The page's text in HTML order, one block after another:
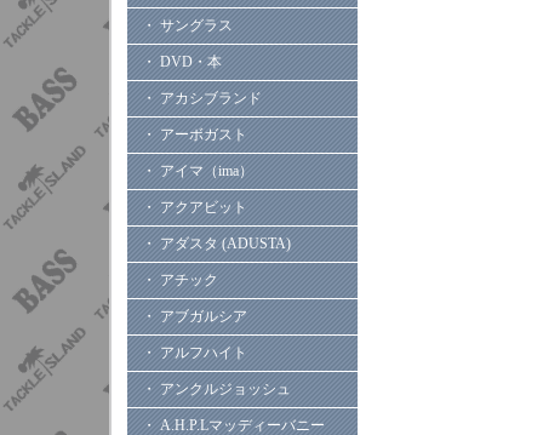
・ サングラス
・ DVD・本
・ アカシブランド
・ アーボガスト
・ アイマ（ima）
・ アクアビット
・ アダスタ (ADUSTA)
・ アチック
・ アブガルシア
・ アルフハイト
・ アンクルジョッシュ
・ A.H.P.Lマッディーバニー